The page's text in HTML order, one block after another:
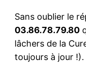
Sans oublier le
03.86.78.79.80
lâchers de la
toujours à jour !).